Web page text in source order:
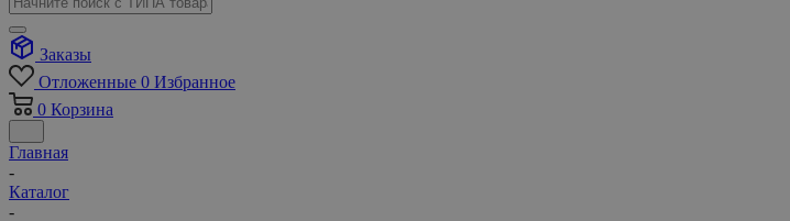
Заказы
Отложенные 0 Избранное
0 Корзина
Главная
-
Каталог
-